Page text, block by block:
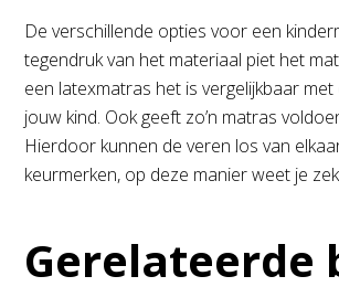
De verschillende opties voor een
tegendruk van het materiaal piet het
een latexmatras het is vergelijkbaar
jouw kind. Ook geeft zo’n matras
Hierdoor kunnen de veren los van
keurmerken, op deze manier weet je
Gerelateerde